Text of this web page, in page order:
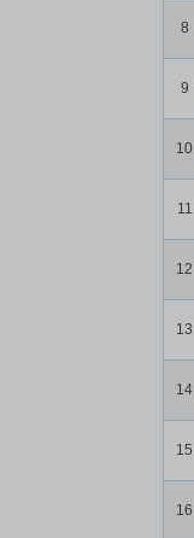
8
9
10
11
12
13
14
15
16